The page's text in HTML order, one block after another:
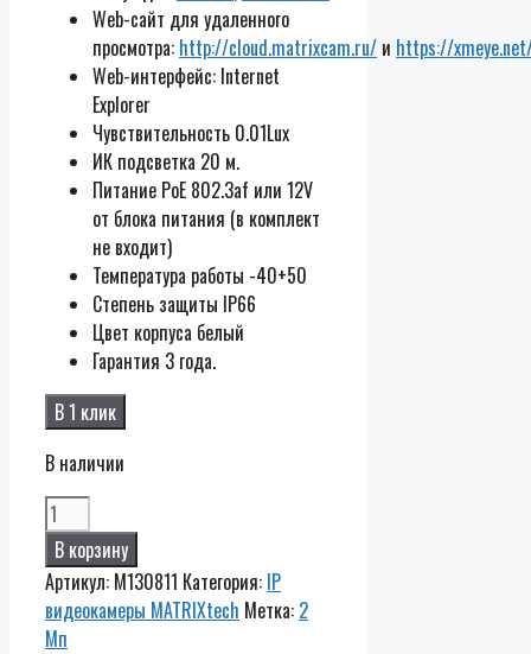
Web-сайт для удаленного
просмотра: http://cloud.matrixcam.ru/ и https://
Web-интерфейс: Internet
Explorer
Чувствительность 0.01Lux
ИК подсветка 20 м.
Питание PoE 802.3af или 12V
от блока питания (в комплект
не входит)
Температура работы -40+50
Cтепень защиты IP66
Цвет корпуса белый
Гарантия 3 года.
В 1 клик
В наличии
Количество
MT-
CM2.0IP20SG
PoE
(2,8мм)
В корзину
Артикул: M130811 Категория: IP
видеокамеры MATRIXtech Метка: 2
Мп